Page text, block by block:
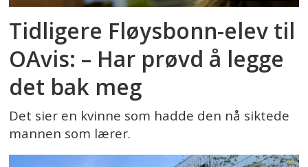
Tidligere Fløysbonn-elev til
OAvis: – Har prøvd å legge
det bak meg
Det sier en kvinne som hadde den nå siktede
mannen som lærer.